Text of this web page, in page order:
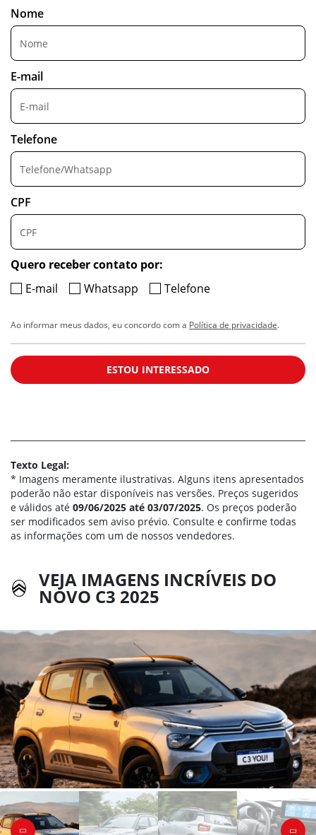
Nome
E-mail
Telefone
CPF
Quero receber contato por:
E-mail
Whatsapp Telefone
Ao informar meus dados, eu concordo com a Política de privacidade.
ESTOU INTERESSADO
Texto Legal:
* Imagens meramente ilustrativas. Alguns itens apresentados
poderão não estar disponíveis nas versões. Preços sugeridos
e válidos até 09/06/2025 até 03/07/2025. Os preços poderão
ser modificados sem aviso prévio. Consulte e confirme todas
as informações com um de nossos vendedores.
VEJA IMAGENS INCRÍVEIS DO
NOVO C3 2025